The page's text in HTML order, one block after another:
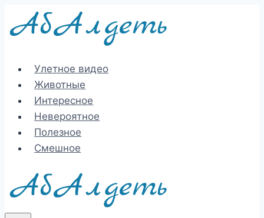
Перейти
Улетное видео
Животные
Интересное
Невероятное
Полезное
Смешное